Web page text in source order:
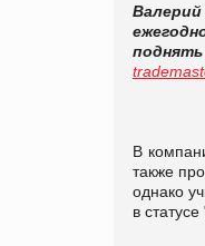
В
также
однако
в